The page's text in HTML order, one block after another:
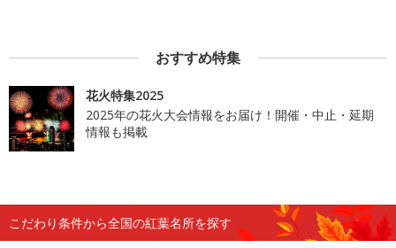
おすすめ特集
花火特集2025
2025年の花火大会情報をお届け！開催・中止・延期
情報も掲載
こだわり条件から全国の紅葉名所を探す